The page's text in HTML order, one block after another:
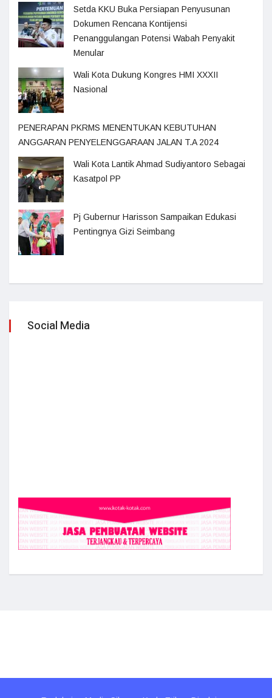
Setda KKU Buka Persiapan Penyusunan
Dokumen Rencana Kontijensi
Penanggulangan Potensi Wabah Penyakit
Menular
Wali Kota Dukung Kongres HMI XXXII
Nasional
PENERAPAN PKRMS MENENTUKAN KEBUTUHAN
ANGGARAN PENYELENGGARAAN JALAN T.A 2024
Wali Kota Lantik Ahmad Sudiyantoro Sebagai
Kasatpol PP
Pj Gubernur Harisson Sampaikan Edukasi
Pentingnya Gizi Seimbang
Social Media